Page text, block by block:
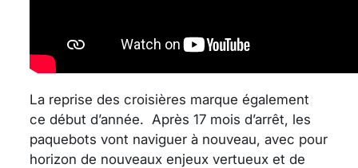
La reprise des croisières marque également
ce début d’année. Après 17 mois d’arrêt, les
paquebots vont naviguer à nouveau, avec pour
horizon de nouveaux enjeux vertueux et de